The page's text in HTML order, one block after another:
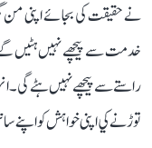
نے حقیقت کی بجائے اپنی من
خدمت سے پیچھے نہیں ہٹیں
راستے سے پیچھے نہیں ہٹے گی۔
توڑنے كي اپنی خواہش كو